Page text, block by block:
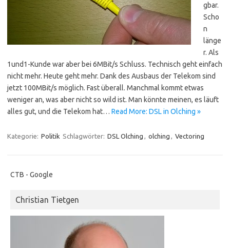
gbar.
Scho
n
länge
r. Als
1und1-Kunde war aber bei 6MBit/s Schluss. Technisch geht einfach
nicht mehr. Heute geht mehr. Dank des Ausbaus der Telekom sind
jetzt 100MBit/s möglich. Fast überall. Manchmal kommt etwas
weniger an, was aber nicht so wild ist. Man könnte meinen, es läuft
alles gut, und die Telekom hat… Read More: DSL in Olching »
Kategorie: Politik Schlagwörter: DSL Olching olching Vectoring
CTB - Google
Christian Tietgen